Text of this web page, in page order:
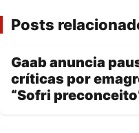
Posts
Gaab anuncia
críticas por
“Sofri